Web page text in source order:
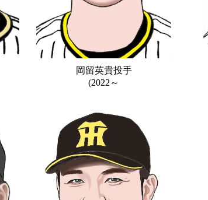
岡留英貴投手
(2022～